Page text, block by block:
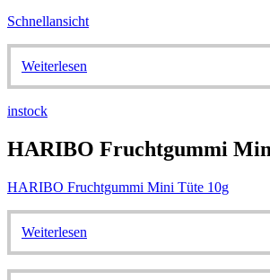
Schnellansicht
Weiterlesen
instock
HARIBO Fruchtgummi
HARIBO Fruchtgummi Mini Tüte 10g
Weiterlesen